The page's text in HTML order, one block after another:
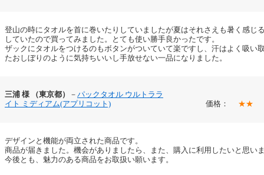
登山の時にタオルを首に巻いたりしていましたが夏はそれさえも暑く感じ
していたので買ってみました。とても使い勝手良かったです。
ザックにタオルをつけるのもボタンがついていて楽ですし、汗はよく吸い
たおしぼりのように気持ちいいし手放せない一品になりました。
三浦 様 （東京都） － パックタオル ウルトララ
イト ミディアム(アプリコット)
価格： ★★
デザインと機能が両立された商品です。
商品が届きました。機会がありましたら、また、購入に利用したいと思い
今後とも、魅力のある商品をお取扱い願います。